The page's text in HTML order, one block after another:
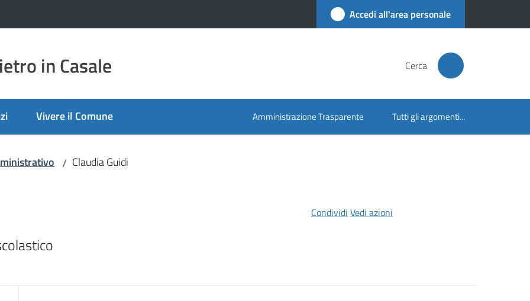
Accedi all'area personale
in Casale Cerca
Vivere il Comune Amministrazione Trasparente Tutti gli argomenti...
/ Claudia Guidi
Condividi Vedi azioni